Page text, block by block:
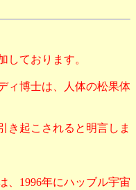
しております。
ィ博士は、人体の松果体
き起こされると明言しま
、1996年にハッブル宇宙